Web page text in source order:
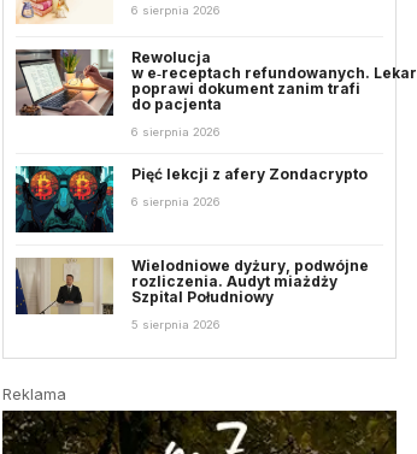
6 sierpnia 2026
Rewolucja
w e‑receptach refundowanych.
poprawi dokument zanim trafi
do pacjenta
6 sierpnia 2026
Pięć lekcji z afery Zondacrypto
6 sierpnia 2026
Wielodniowe dyżury, podwójne
rozliczenia. Audyt miażdży
Szpital Południowy
5 sierpnia 2026
Reklama